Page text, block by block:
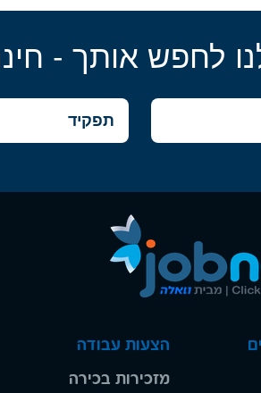
לחפש אותך -
הצעות עבודה
מזכירות בכירה